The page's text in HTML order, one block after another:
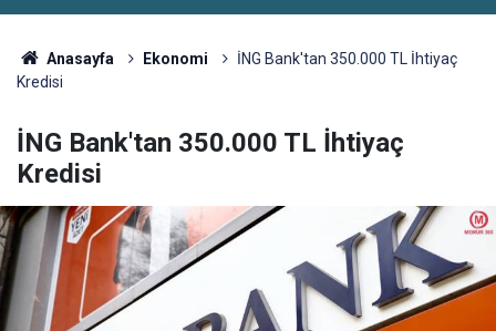
Anasayfa Ekonomi
İNG Bank'tan 350.000 TL İhtiyaç
Kredisi
İNG Bank'tan 350.000 TL İhtiyaç
Kredisi